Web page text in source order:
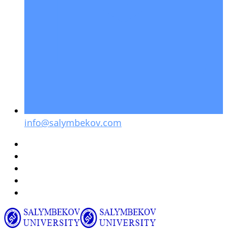
info@salymbekov.com